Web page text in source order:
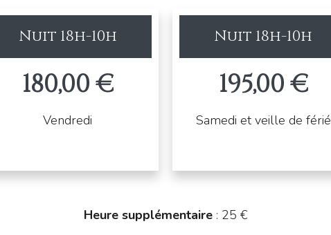
Nuit 18h-10h
180,00 €
Vendredi
Nuit 18h-10h
195,00 €
Samedi et veille de férié
Heure supplémentaire : 25 €